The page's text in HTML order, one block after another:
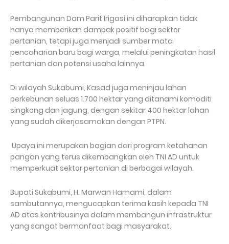
Pembangunan Dam Parit Irigasi ini diharapkan tidak
hanya memberikan dampak positif bagi sektor
pertanian, tetapi juga menjadi sumber mata
pencaharian baru bagi warga, melalui peningkatan hasil
pertanian dan potensi usaha lainnya.
Di wilayah Sukabumi, Kasad juga meninjau lahan
perkebunan seluas 1.700 hektar yang ditanami komoditi
singkong dan jagung, dengan sekitar 400 hektar lahan
yang sudah dikerjasamakan dengan PTPN.
Upaya ini merupakan bagian dari program ketahanan
pangan yang terus dikembangkan oleh TNI AD untuk
memperkuat sektor pertanian di berbagai wilayah.
Bupati Sukabumi, H. Marwan Hamami, dalam
sambutannya, mengucapkan terima kasih kepada TNI
AD atas kontribusinya dalam membangun infrastruktur
yang sangat bermanfaat bagi masyarakat.